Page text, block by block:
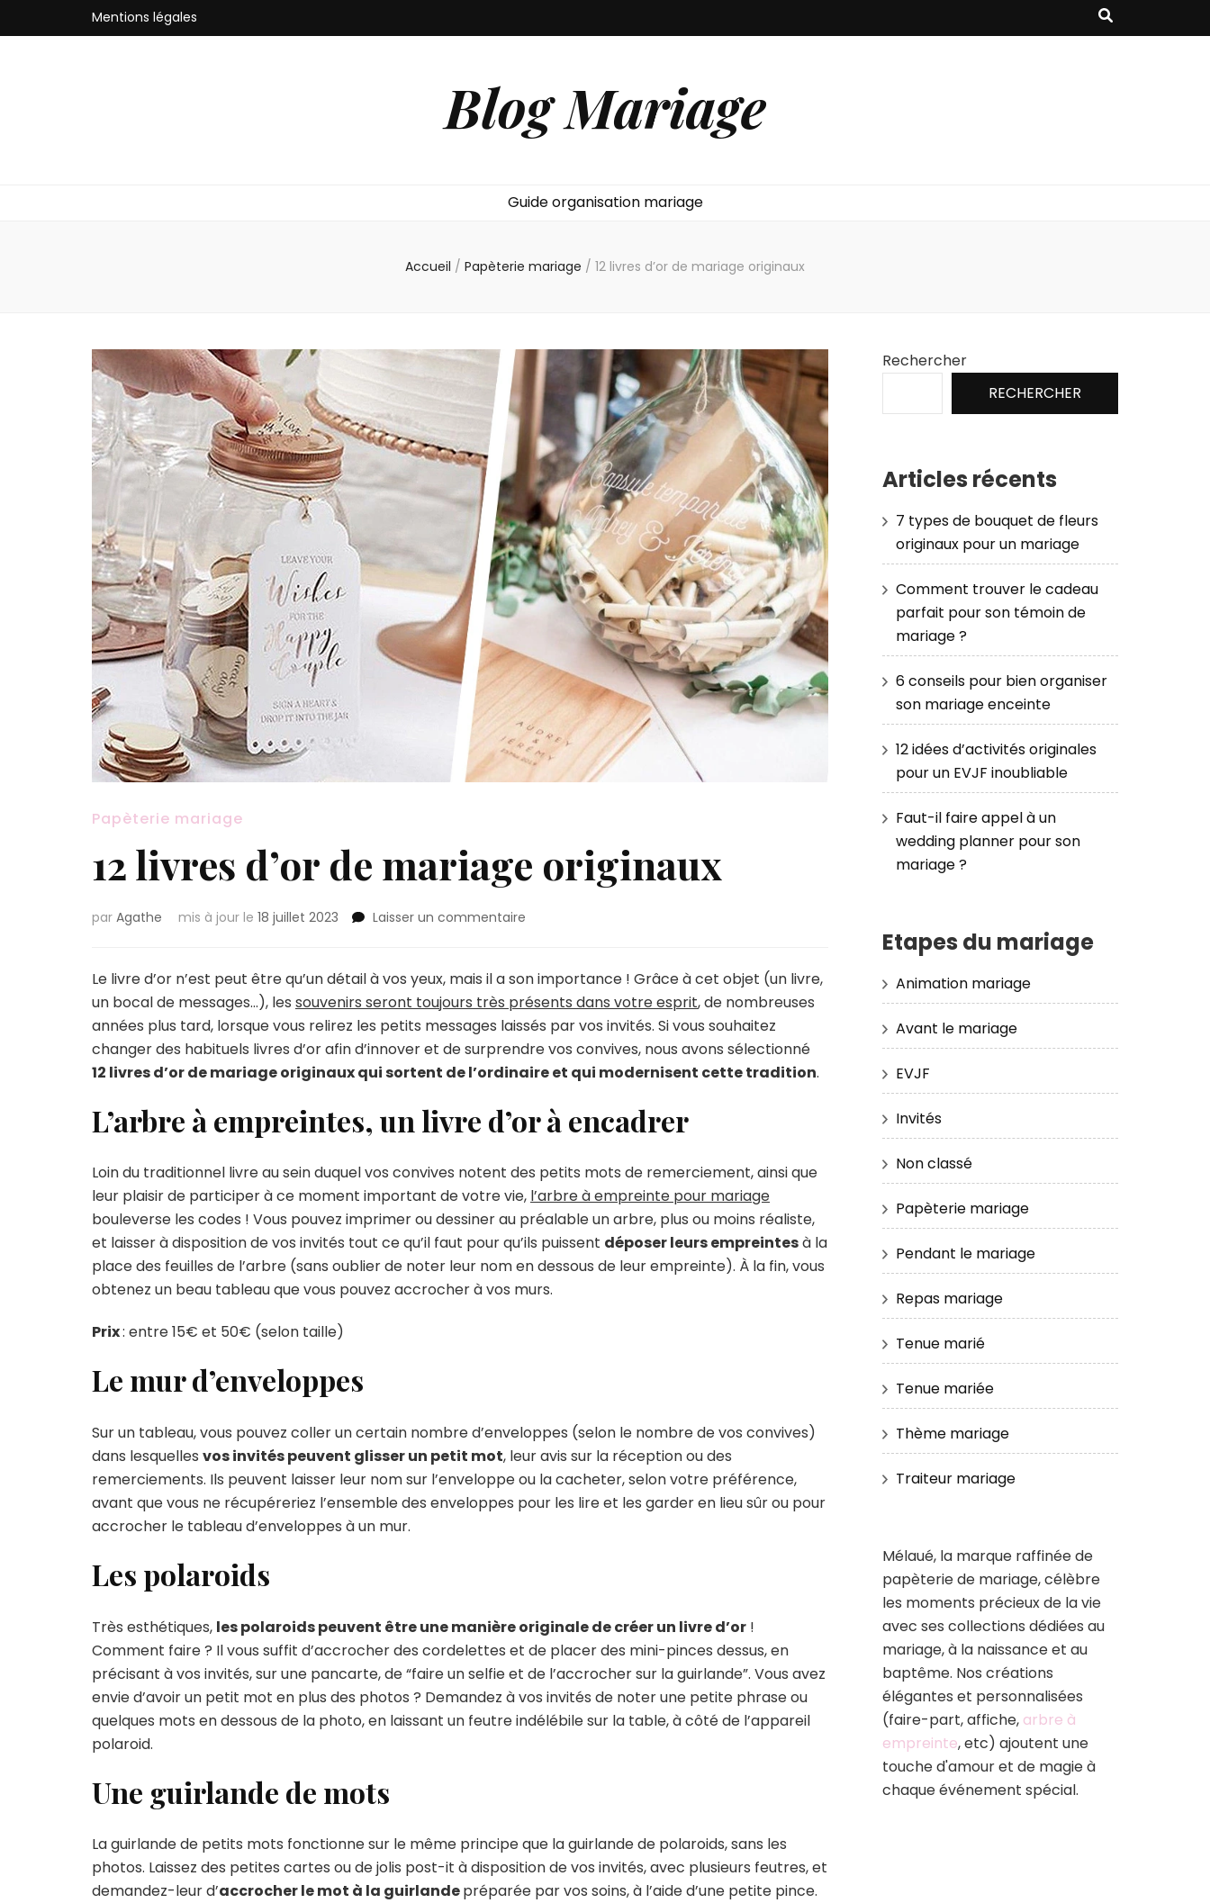
Mentions légales
Blog Mariage
Guide organisation mariage
Accueil / Papèterie mariage / 12 livres d’or de mariage originaux
Papèterie mariage
12 livres d’or de mariage originaux
par Agathe mis à jour le 18 juillet 2023 Laisser un commentaire
d’or
de
mariage
originaux
Le livre d’or n’est peut être qu’un détail à vos yeux, mais il a son importance ! Grâce à cet objet (un livre,
un bocal de messages…), les souvenirs seront toujours très présents dans votre esprit, de nombreuses
années plus tard, lorsque vous relirez les petits messages laissés par vos invités. Si vous souhaitez
changer des habituels livres d’or afin d’innover et de surprendre vos convives, nous avons sélectionné
12 livres d’or de mariage originaux qui sortent de l’ordinaire et qui modernisent cette tradition.
L’arbre à empreintes, un livre d’or à encadrer
Loin du traditionnel livre au sein duquel vos convives notent des petits mots de remerciement, ainsi que
leur plaisir de participer à ce moment important de votre vie, l’arbre à empreinte pour mariage
bouleverse les codes ! Vous pouvez imprimer ou dessiner au préalable un arbre, plus ou moins réaliste,
et laisser à disposition de vos invités tout ce qu’il faut pour qu’ils puissent déposer leurs empreintesà la
place des feuilles de l’arbre (sans oublier de noter leur nom en dessous de leur empreinte). À la fin, vous
obtenez un beau tableau que vous pouvez accrocher à vos murs.
Prix: entre 15€ et 50€ (selon taille)
Le mur d’enveloppes
Sur un tableau, vous pouvez coller un certain nombre d’enveloppes (selon le nombre de vos convives)
dans lesquelles vos invités peuvent glisser un petit mot, leur avis sur la réception ou des
remerciements. Ils peuvent laisser leur nom sur l’enveloppe ou la cacheter, selon votre préférence,
avant que vous ne récupéreriez l’ensemble des enveloppes pour les lire et les garder en lieu sûr ou pour
accrocher le tableau d’enveloppes à un mur.
Les polaroids
Très esthétiques, les polaroids peuvent être une manière originale de créer un livre d’or !
Comment faire ? Il vous suffit d’accrocher des cordelettes et de placer des mini-pinces dessus, en
précisant à vos invités, sur une pancarte, de “faire un selfie et de l’accrocher sur la guirlande”. Vous avez
envie d’avoir un petit mot en plus des photos ? Demandez à vos invités de noter une petite phrase ou
quelques mots en dessous de la photo, en laissant un feutre indélébile sur la table, à côté de l’appareil
polaroid.
Une guirlande de mots
La guirlande de petits mots fonctionne sur le même principe que la guirlande de polaroids, sans les
photos. Laissez des petites cartes ou de jolis post-it à disposition de vos invités, avec plusieurs feutres, et
demandez-leur d’accrocher le mot à la guirlandepréparée par vos soins, à l’aide d’une petite pince.
Rechercher
RECHERCHER
Articles récents
7 types de bouquet de fleurs
originaux pour un mariage
Comment trouver le cadeau
parfait pour son témoin de
mariage ?
6 conseils pour bien organiser
son mariage enceinte
12 idées d’activités originales
pour un EVJF inoubliable
Faut-il faire appel à un
wedding planner pour son
mariage ?
Etapes du mariage
Animation mariage
Avant le mariage
EVJF
Invités
Non classé
Papèterie mariage
Pendant le mariage
Repas mariage
Tenue marié
Tenue mariée
Thème mariage
Traiteur mariage
Mélaué, la marque raffinée de
papèterie de mariage, célèbre
les moments précieux de la vie
avec ses collections dédiées au
mariage, à la naissance et au
baptême. Nos créations
élégantes et personnalisées
(faire-part, affiche, arbre à
empreinte, etc) ajoutent une
touche d'amour et de magie à
chaque événement spécial.